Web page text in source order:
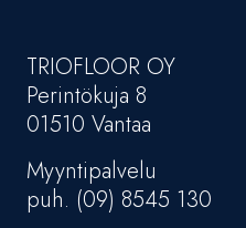
TRIOFLOOR OY
Perintökuja 8
01510 Vantaa
Myyntipalvelu
puh. (09) 8545 130